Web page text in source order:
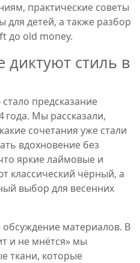
практические советы
детей, а также разбор
до old money.
стиль в
предсказание
Мы рассказали,
сочетания уже стали
вдохновение без
яркие лаймовые и
классический чёрный, а
выбор для весенних
материалов. В
и не мнётся» мы
ткани, которые